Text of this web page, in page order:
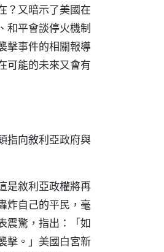
？又暗示了美國在
和平會談停火機制
擊事件的相關報導
可能的未來又會有
指向敘利亞政府與
是敘利亞政權將再
炸自己的平民，毫
震驚，指出：「如
擊。」美國白宮新